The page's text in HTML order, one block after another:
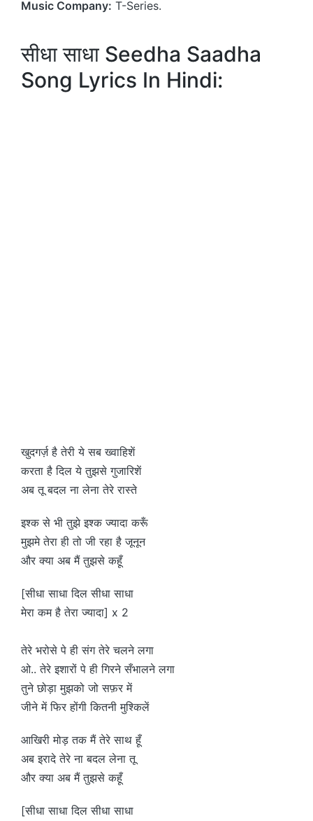
Music Company: T-Series.
सीधा साधा Seedha Saadha
Song Lyrics In Hindi:
खुदगर्ज़ है तेरी ये सब ख्वाहिशें
करता है दिल ये तुझसे गुजारिशें
अब तू बदल ना लेना तेरे रास्ते
इश्क से भी तुझे इश्क ज्यादा करूँ
मुझमे तेरा ही तो जी रहा है जूनून
और क्या अब मैं तुझसे कहूँ
[सीधा साधा दिल सीधा साधा
मेरा कम है तेरा ज्यादा] x 2
तेरे भरोसे पे ही संग तेरे चलने लगा
ओ.. तेरे इशारों पे ही गिरने सँभालने लगा
तुने छोड़ा मुझको जो सफ़र में
जीने में फिर होंगी कितनी मुश्किलें
आखिरी मोड़ तक मैं तेरे साथ हूँ
अब इरादे तेरे ना बदल लेना तू
और क्या अब मैं तुझसे कहूँ
[सीधा साधा दिल सीधा साधा